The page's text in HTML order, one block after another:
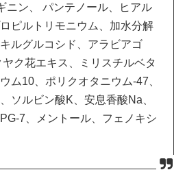
ニン、 パンテノール、ヒアル
ピルトリモニウム、加水分解
ルグルコシド、アラビアゴ
ク花エキス、ミリスチルベタ
ム10、ポリクオタニウム-47、
ソルビン酸K、安息香酸Na、
7、メントール、フェノキシ